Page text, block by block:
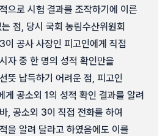
으로 시험 결과를 조작하기에 이른
점, 당시 국회 농림수산위원회
이 공사 사장인 피고인에게 직접
자 중 한 명의 성적 확인만을
뜻 납득하기 어려운 점, 피고인
게 공소외 1의 성적 확인 결과를 알려
, 공소외 3이 직접 전화를 하여
을 알려 달라고 하였음에도 이를